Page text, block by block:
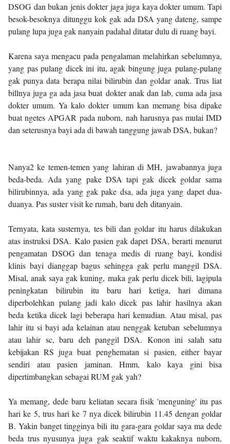
DSOG dan bukan jenis dokter jaga juga kaya dokter umum. Tapi
besok-besoknya ditunggu kok gak ada DSA yang dateng, sampe
pulang lupa juga gak nanyain padahal ditatar dulu di ruang bayi.
Karena saya mengacu pada pengalaman melahirkan sebelumnya,
yang pas pulang dicek ini itu, agak bingung juga pulang-pulang
gak punya data berapa nilai bilirubin dan goldar anak. Trus liat
billnya juga ga ada jasa buat dokter anak dan lab, cuma ada jasa
dokter umum. Ya kalo dokter umum kan memang bisa dipake
buat ngetes APGAR pada nuborn, nah harusnya pas mulai IMD
dan seterusnya bayi ada di bawah tanggung jawab DSA, bukan?
Nanya2 ke temen-temen yang lahiran di MH, jawabannya juga
beda-beda. Ada yang pake DSA tapi gak dicek goldar sama
bilirubinnya, ada yang gak pake dsa, ada juga yang dapet dua-
duanya. Pas suster visit ke rumah, baru deh ditanyain.
Ternyata, kata susternya, tes bili dan goldar itu harus dilakukan
atas instruksi DSA. Kalo pasien gak dapet DSA, berarti menurut
pengamatan DSOG dan tenaga medis di ruang bayi, kondisi
klinis bayi dianggap bagus sehingga gak perlu manggil DSA.
Misal, anak saya gak kuning, maka gak perlu dicek bili, lagipula
peningkatan bilirubin itu baru hari ketiga, hari dimana
diperbolehkan pulang jadi kalo dicek pas lahir hasilnya akan
beda ketika dicek lagi beberapa hari kemudian. Atau misal, pas
lahir itu si bayi ada kelainan atau nenggak ketuban sebelumnya
atau lahir sc, baru deh panggil DSA. Konon ini salah satu
kebijakan RS juga buat penghematan si pasien, either bayar
sendiri atau pasien jaminan. Hmm, kalo kaya gini bisa
dipertimbangkan sebagai RUM gak yah?
Ya memang, dede baru keliatan secara fisik 'menguning' itu pas
hari ke 5, trus hari ke 7 nya dicek bilirubin 11.45 dengan goldar
B. Yakin banget tingginya bili itu gara-gara goldar saya ma dede
beda trus nyusunya juga gak seaktif waktu kakaknya nuborn,